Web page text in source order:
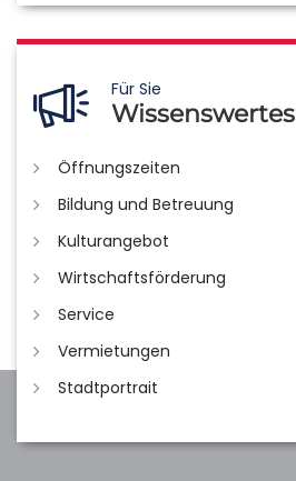
Für Sie
Wissenswertes
Öffnungszeiten
Bildung und Betreuung
Kulturangebot
Wirtschaftsförderung
Service
Vermietungen
Stadtportrait